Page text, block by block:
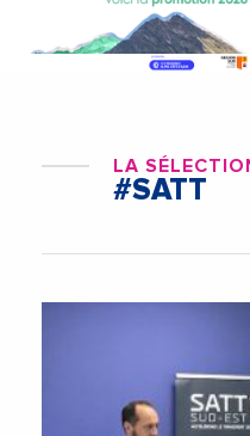
LA
#SATT